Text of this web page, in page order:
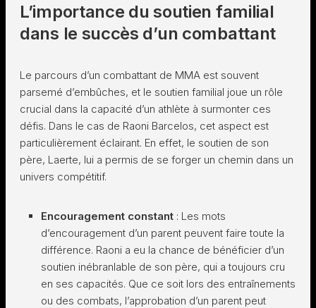
L’importance du soutien familial
dans le succès d’un combattant
Le parcours d’un combattant de MMA est souvent
parsemé d’embûches, et le soutien familial joue un rôle
crucial dans la capacité d’un athlète à surmonter ces
défis. Dans le cas de Raoni Barcelos, cet aspect est
particulièrement éclairant. En effet, le soutien de son
père, Laerte, lui a permis de se forger un chemin dans un
univers compétitif.
Encouragement constant : Les mots
d’encouragement d’un parent peuvent faire toute la
différence. Raoni a eu la chance de bénéficier d’un
soutien inébranlable de son père, qui a toujours cru
en ses capacités. Que ce soit lors des entraînements
ou des combats, l’approbation d’un parent peut